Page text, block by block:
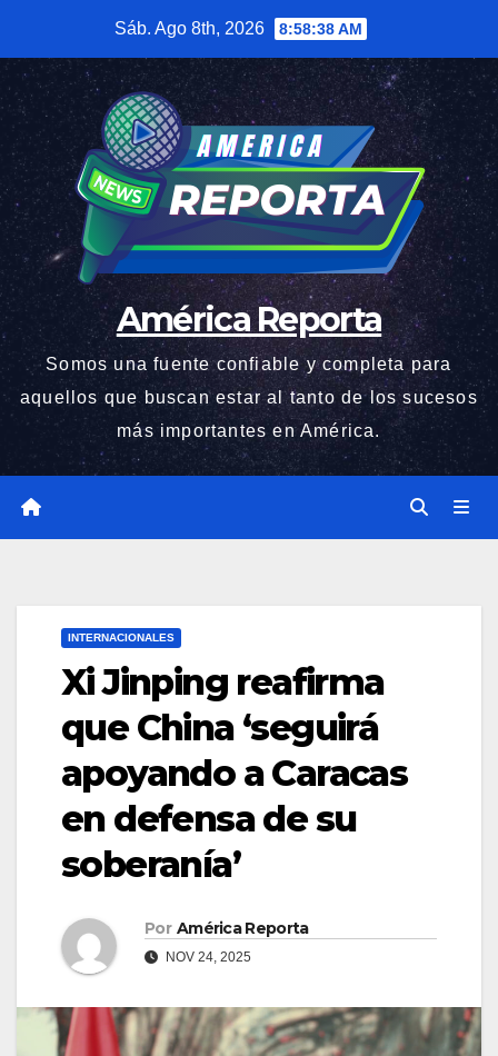
contenido
Sáb. Ago 8th, 2026 8:58:39 AM
América Reporta
Somos una fuente confiable y completa para
aquellos que buscan estar al tanto de los sucesos
más importantes en América.
INTERNACIONALES
Xi Jinping reafirma
que China ‘seguirá
apoyando a Caracas
en defensa de su
soberanía’
Por América Reporta
NOV 24, 2025